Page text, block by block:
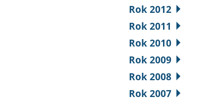
Rok 2012
Rok 2011
Rok 2010
Rok 2009
Rok 2008
Rok 2007